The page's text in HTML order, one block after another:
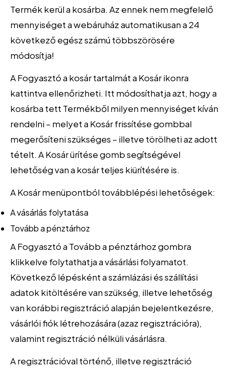
Termék kerül a kosárba. Az ennek nem megfelelő
mennyiséget a webáruház automatikusan a 24
következő egész számú többszörösére
módosítja!
A Fogyasztó a kosár tartalmát a Kosár ikonra
kattintva ellenőrizheti. Itt módosíthatja azt, hogy a
kosárba tett Termékből milyen mennyiséget kíván
rendelni – melyet a Kosár frissítése gombbal
megerősíteni szükséges – illetve törölheti az adott
tételt. A Kosár ürítése gomb segítségével
lehetőség van a kosár teljes kiürítésére is.
A Kosár menüpontból továbblépési lehetőségek:
A vásárlás folytatása
Tovább a pénztárhoz
A Fogyasztó a Tovább a pénztárhoz gombra
klikkelve folytathatja a vásárlási folyamatot.
Következő lépésként a számlázási és szállítási
adatok kitöltésére van szükség, illetve lehetőség
van korábbi regisztráció alapján bejelentkezésre,
vásárlói fiók létrehozására (azaz regisztrációra),
valamint regisztráció nélküli vásárlásra.
A regisztrációval történő, illetve regisztráció